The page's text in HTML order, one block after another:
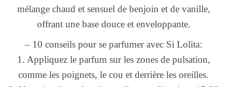
mélange chaud et sensuel de benjoin et de vanille,
offrant une base douce et enveloppante.
– 10 conseils pour se parfumer avec Si Lolita:
1. Appliquez le parfum sur les zones de pulsation,
comme les poignets, le cou et derrière les oreilles.